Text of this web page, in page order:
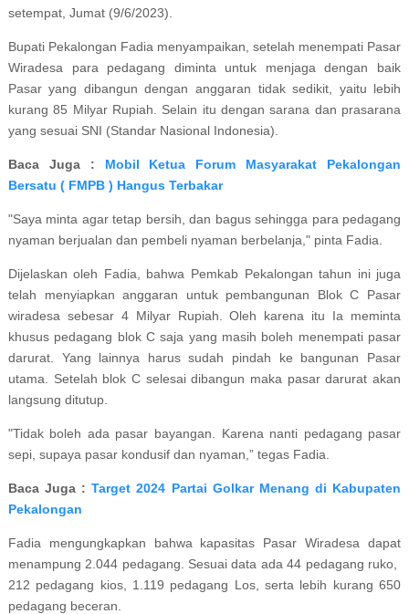
setempat, Jumat (9/6/2023).
Bupati Pekalongan Fadia menyampaikan, setelah menempati Pasar
Wiradesa para pedagang diminta untuk menjaga dengan baik
Pasar yang dibangun dengan anggaran tidak sedikit, yaitu lebih
kurang 85 Milyar Rupiah. Selain itu dengan sarana dan prasarana
yang sesuai SNI (Standar Nasional Indonesia).
Baca Juga : Mobil Ketua Forum Masyarakat Pekalongan
Bersatu ( FMPB ) Hangus Terbakar
"Saya minta agar tetap bersih, dan bagus sehingga para pedagang
nyaman berjualan dan pembeli nyaman berbelanja," pinta Fadia.
Dijelaskan oleh Fadia, bahwa Pemkab Pekalongan tahun ini juga
telah menyiapkan anggaran untuk pembangunan Blok C Pasar
wiradesa sebesar 4 Milyar Rupiah. Oleh karena itu Ia meminta
khusus pedagang blok C saja yang masih boleh menempati pasar
darurat. Yang lainnya harus sudah pindah ke bangunan Pasar
utama. Setelah blok C selesai dibangun maka pasar darurat akan
langsung ditutup.
"Tidak boleh ada pasar bayangan. Karena nanti pedagang pasar
sepi, supaya pasar kondusif dan nyaman,” tegas Fadia.
Baca Juga :Target 2024 Partai Golkar Menang di Kabupaten
Pekalongan
Fadia mengungkapkan bahwa kapasitas Pasar Wiradesa dapat
menampung 2.044 pedagang. Sesuai data ada 44 pedagang ruko,
212 pedagang kios, 1.119 pedagang Los, serta lebih kurang 650
pedagang beceran.